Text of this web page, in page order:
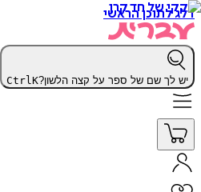
דלג לתוכן הראשי
יש לך שם של ספר על קצה הלשון? CtrlK